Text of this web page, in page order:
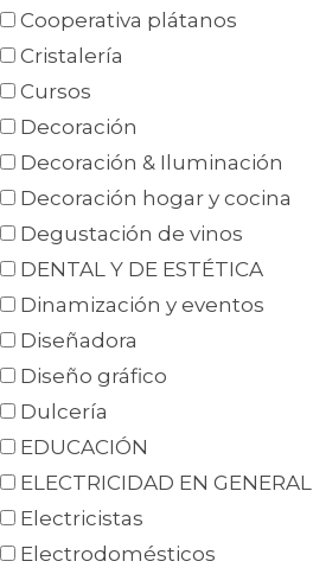
Cooperativa plátanos
Cristalería
Cursos
Decoración
Decoración & Iluminación
Decoración hogar y cocina
Degustación de vinos
DENTAL Y DE ESTÉTICA
Dinamización y eventos
Diseñadora
Diseño gráfico
Dulcería
EDUCACIÓN
ELECTRICIDAD EN GENERAL
Electricistas
Electrodomésticos